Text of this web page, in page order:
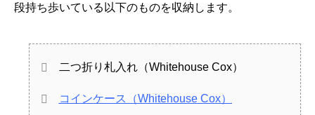
段持ち歩いている以下のものを収納します。
二つ折り札入れ（Whitehouse Cox）
コインケース（Whitehouse Cox）